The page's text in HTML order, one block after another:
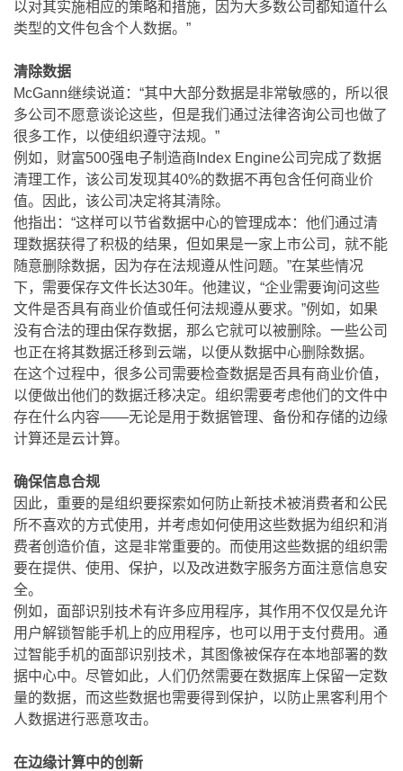
以对其实施相应的策略和措施，因为大多数公司都知道什么
类型的文件包含个人数据。”
清除数据
McGann继续说道：“其中大部分数据是非常敏感的，所以很
多公司不愿意谈论这些，但是我们通过法律咨询公司也做了
很多工作，以使组织遵守法规。”
例如，财富500强电子制造商Index Engine公司完成了数据
清理工作，该公司发现其40%的数据不再包含任何商业价
值。因此，该公司决定将其清除。
他指出：“这样可以节省数据中心的管理成本：他们通过清
理数据获得了积极的结果，但如果是一家上市公司，就不能
随意删除数据，因为存在法规遵从性问题。”在某些情况
下，需要保存文件长达30年。他建议，“企业需要询问这些
文件是否具有商业价值或任何法规遵从要求。”例如，如果
没有合法的理由保存数据，那么它就可以被删除。一些公司
也正在将其数据迁移到云端，以便从数据中心删除数据。
在这个过程中，很多公司需要检查数据是否具有商业价值，
以便做出他们的数据迁移决定。组织需要考虑他们的文件中
存在什么内容——无论是用于数据管理、备份和存储的边缘
计算还是云计算。
确保信息合规
因此，重要的是组织要探索如何防止新技术被消费者和公民
所不喜欢的方式使用，并考虑如何使用这些数据为组织和消
费者创造价值，这是非常重要的。而使用这些数据的组织需
要在提供、使用、保护，以及改进数字服务方面注意信息安
全。
例如，面部识别技术有许多应用程序，其作用不仅仅是允许
用户解锁智能手机上的应用程序，也可以用于支付费用。通
过智能手机的面部识别技术，其图像被保存在本地部署的数
据中心中。尽管如此，人们仍然需要在数据库上保留一定数
量的数据，而这些数据也需要得到保护，以防止黑客利用个
人数据进行恶意攻击。
在边缘计算中的创新